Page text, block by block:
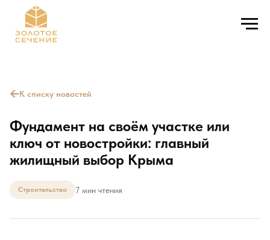
←К списку новостей
Фундамент на своём участке или
ключ от новостройки: главный
жилищный выбор Крыма
Строительство 7 мин чтения